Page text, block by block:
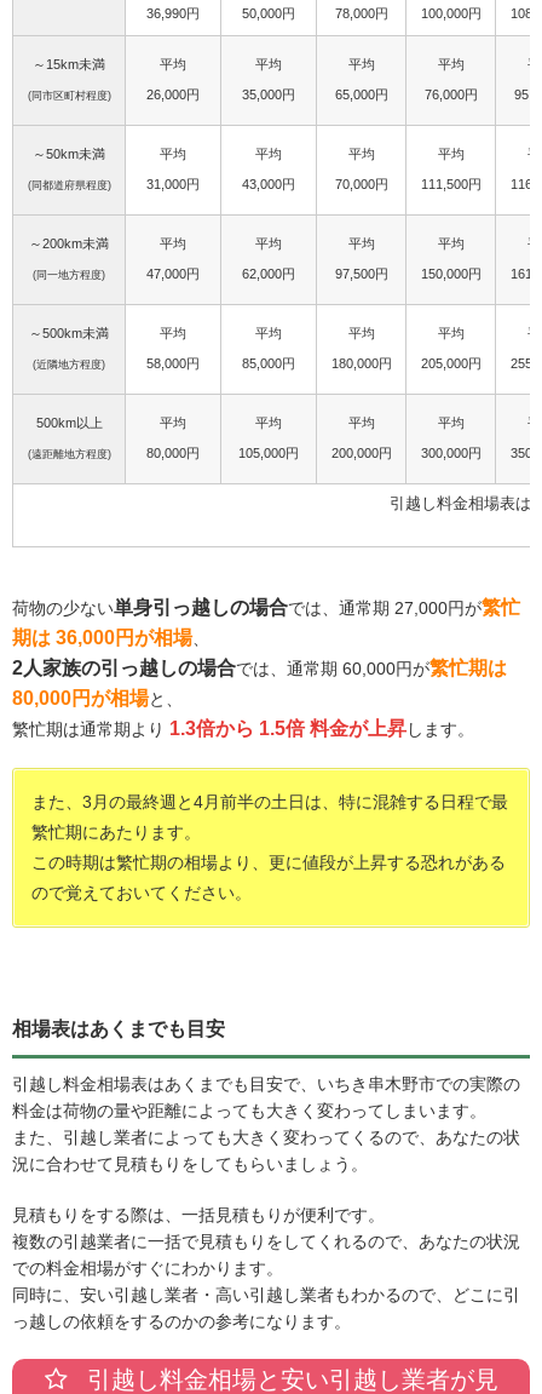
36,990円 50,000円 78,000円 100,000円
～15km未満
(同市区町村程度)
平均
26,000円
平均
35,000円
平均
65,000円
平均
76,000円
～50km未満
(同都道府県程度)
平均
31,000円
平均
43,000円
平均
70,000円
平均
111,500円
～200km未満
(同一地方程度)
平均
47,000円
平均
62,000円
平均
97,500円
平均
150,000円
～500km未満
(近隣地方程度)
平均
58,000円
平均
85,000円
平均
180,000円
平均
205,000円
500km以上
(遠距離地方程度)
平均
80,000円
平均
105,000円
平均
200,000円
平均
300,000円
引越し料金相場表は
荷物の少ない単身引っ越しの場合では、通常期 27,000円が繁忙
期は 36,000円が相場、
2人家族の引っ越しの場合では、通常期 60,000円が繁忙期は
80,000円が相場と、
繁忙期は通常期より 1.3倍から 1.5倍 料金が上昇します。
また、3月の最終週と4月前半の土日は、特に混雑する日程で最
繁忙期にあたります。
この時期は繁忙期の相場より、更に値段が上昇する恐れがある
ので覚えておいてください。
相場表はあくまでも目安
引越し料金相場表はあくまでも目安で、いちき串木野市での実際の
料金は荷物の量や距離によっても大きく変わってしまいます。
また、引越し業者によっても大きく変わってくるので、あなたの状
況に合わせて見積もりをしてもらいましょう。
見積もりをする際は、一括見積もりが便利です。
複数の引越業者に一括で見積もりをしてくれるので、あなたの状況
での料金相場がすぐにわかります。
同時に、安い引越し業者・高い引越し業者もわかるので、どこに引
っ越しの依頼をするのかの参考になります。
引越し料金相場と安い引越し業者が見